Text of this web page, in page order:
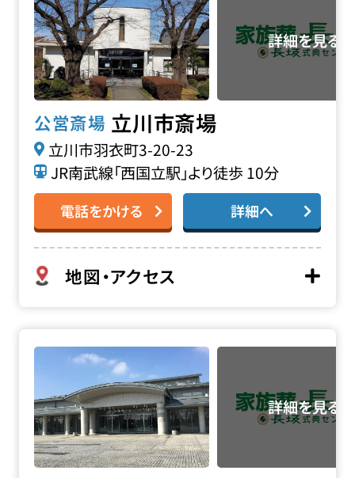
公営斎場 立川市斎場
立川市羽衣町3-20-23
JR南武線「西国立駅」より徒歩 10分
電話をかける 詳細へ
地図・アクセス